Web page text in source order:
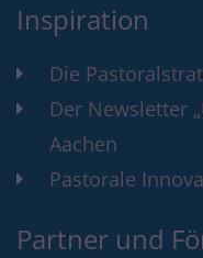
Inspiration
Die
Der Newsletter
Aachen
Pastorale
Partner und